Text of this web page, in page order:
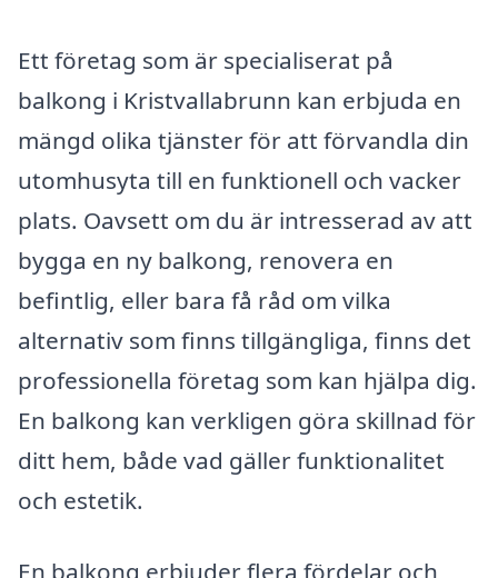
Ett företag som är specialiserat på
balkong i Kristvallabrunn kan erbjuda en
mängd olika tjänster för att förvandla din
utomhusyta till en funktionell och vacker
plats. Oavsett om du är intresserad av att
bygga en ny balkong, renovera en
befintlig, eller bara få råd om vilka
alternativ som finns tillgängliga, finns det
professionella företag som kan hjälpa dig.
En balkong kan verkligen göra skillnad för
ditt hem, både vad gäller funktionalitet
och estetik.
En balkong erbjuder flera fördelar och